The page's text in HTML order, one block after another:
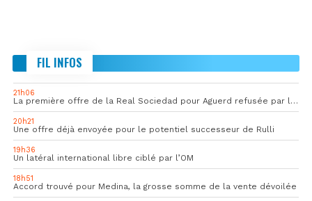
FIL INFOS
21h06
La première offre de la Real Sociedad pour Aguerd refusée par l’OM
20h21
Une offre déjà envoyée pour le potentiel successeur de Rulli
19h36
Un latéral international libre ciblé par l’OM
18h51
Accord trouvé pour Medina, la grosse somme de la vente dévoilée